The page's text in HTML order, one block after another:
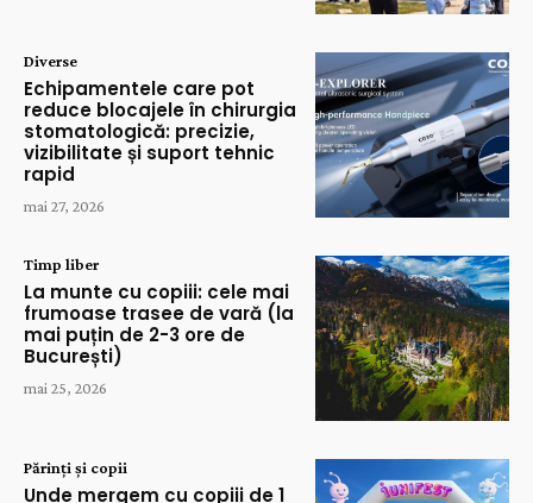
Diverse
Echipamentele care pot
reduce blocajele în chirurgia
stomatologică: precizie,
vizibilitate și suport tehnic
rapid
mai 27, 2026
Timp liber
La munte cu copiii: cele mai
frumoase trasee de vară (la
mai puțin de 2-3 ore de
București)
mai 25, 2026
Părinți și copii
Unde mergem cu copiii de 1